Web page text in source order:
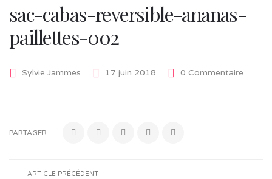
sac-cabas-reversible-ananas-
paillettes-002
Sylvie Jammes 17 juin 2018 0 Commentaire
PARTAGER :
ARTICLE PRÉCÉDENT